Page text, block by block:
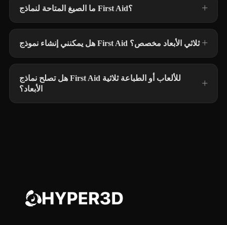
ما الصيغ المتاحة لنماذج First Aid؟
هل يمكنني إنشاء نموذج First Aid ثلاثي الأبعاد مخصص؟
هل تصلح نماذج First Aid للألعاب أو الطباعة ثلاثية
الأبعاد؟